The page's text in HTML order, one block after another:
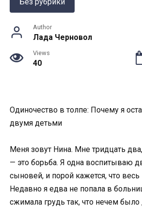
Author
Лада Черновол
Views
40
Одиночество в толпе: Почему я
двумя детьми
Меня зовут Нина. Мне тридцать
— это борьба. Я одна воспитываю
сыновей, и порой кажется, что
Недавно я едва не попала в
сжимала грудь так, что нечем